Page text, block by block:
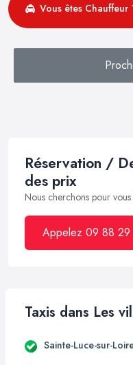
Vous êtes Chauffeur
Réservation /
des prix
Nous cherchons pour
Appelez 09 88 29
Taxis dans Les
Sainte-Luce-sur-